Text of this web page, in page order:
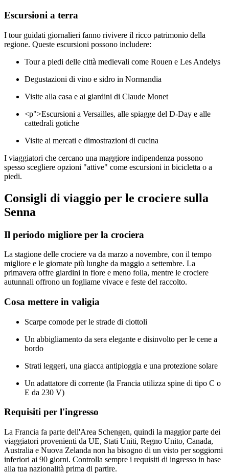
Escursioni a terra
I tour guidati giornalieri fanno rivivere il ricco patrimonio della
regione. Queste escursioni possono includere:
Tour a piedi delle città medievali come Rouen e Les Andelys
Degustazioni di vino e sidro in Normandia
Visite alla casa e ai giardini di Claude Monet
<p">Escursioni a Versailles, alle spiagge del D-Day e alle
cattedrali gotiche
Visite ai mercati e dimostrazioni di cucina
I viaggiatori che cercano una maggiore indipendenza possono
spesso scegliere opzioni "attive" come escursioni in bicicletta o a
piedi.
Consigli di viaggio per le crociere sulla
Senna
Il periodo migliore per la crociera
La stagione delle crociere va da marzo a novembre, con il tempo
migliore e le giornate più lunghe da maggio a settembre. La
primavera offre giardini in fiore e meno folla, mentre le crociere
autunnali offrono un fogliame vivace e feste del raccolto.
Cosa mettere in valigia
Scarpe comode per le strade di ciottoli
Un abbigliamento da sera elegante e disinvolto per le cene a
bordo
Strati leggeri, una giacca antipioggia e una protezione solare
Un adattatore di corrente (la Francia utilizza spine di tipo C o
E da 230 V)
Requisiti per l'ingresso
La Francia fa parte dell'Area Schengen, quindi la maggior parte dei
viaggiatori provenienti da UE, Stati Uniti, Regno Unito, Canada,
Australia e Nuova Zelanda non ha bisogno di un visto per soggiorni
inferiori ai 90 giorni. Controlla sempre i requisiti di ingresso in base
alla tua nazionalità prima di partire.